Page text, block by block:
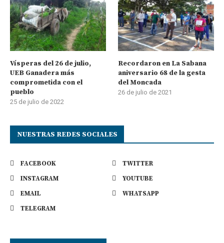
Vísperas del 26 de julio,
UEB Ganadera más
comprometida con el
pueblo
25 de julio de 2022
Recordaron en La Sabana
aniversario 68 de la gesta
del Moncada
26 de julio de 2021
NUESTRAS REDES SOCIALES
FACEBOOK
TWITTER
INSTAGRAM
YOUTUBE
EMAIL
WHATSAPP
TELEGRAM